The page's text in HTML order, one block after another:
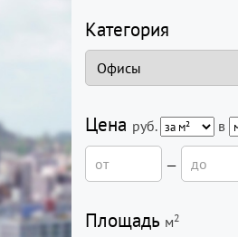
Категория
Цена руб. в
—
Площадь м2